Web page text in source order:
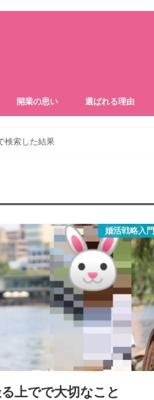
開業の思い 選ばれる理由
検索した結果
婚活戦略入門
上でで大切なこと